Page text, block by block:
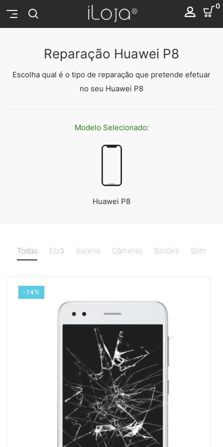
0
Reparação Huawei P8
Escolha qual é o tipo de reparação que pretende efetuar
no seu Huawei P8
Modelo Selecionado:
Huawei P8
Todas Ecrã Bateria Câmeras Botões Som
-14%